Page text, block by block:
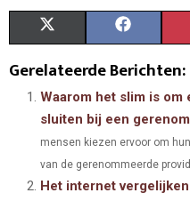
R
O
T
W
T
R
O
C
E
O
Gerelateerde Berichten:
Waarom het slim is om
sluiten bij een
mensen kiezen ervoor om
van de gerenommeerde
Het internet vergelijken